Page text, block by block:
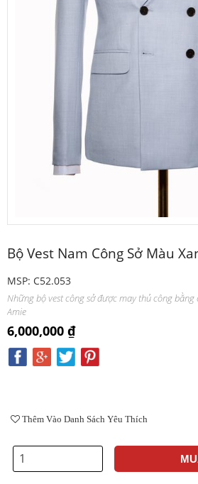
Bộ Vest Nam Công Sở Màu
MSP: C52.053
Những bộ vest công sở được may thủ công
Amie
6,000,000 ₫
Thêm Vào Danh Sách Yêu Thích